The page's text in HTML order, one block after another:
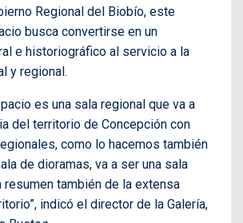
Regional del Biobío, este
busca convertirse en un
e historiográfico al servicio a la
y regional.
es una sala regional que va a
del territorio de Concepción con
como lo hacemos también
de dioramas, va a ser una sala
resumen también de la extensa
indicó el director de la Galería,